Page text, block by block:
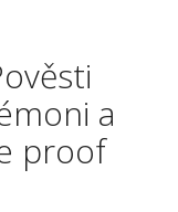
a
proof